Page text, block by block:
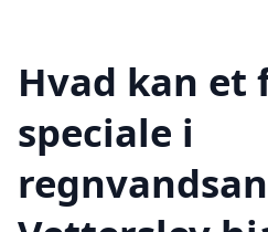
Hvad kan et
speciale i